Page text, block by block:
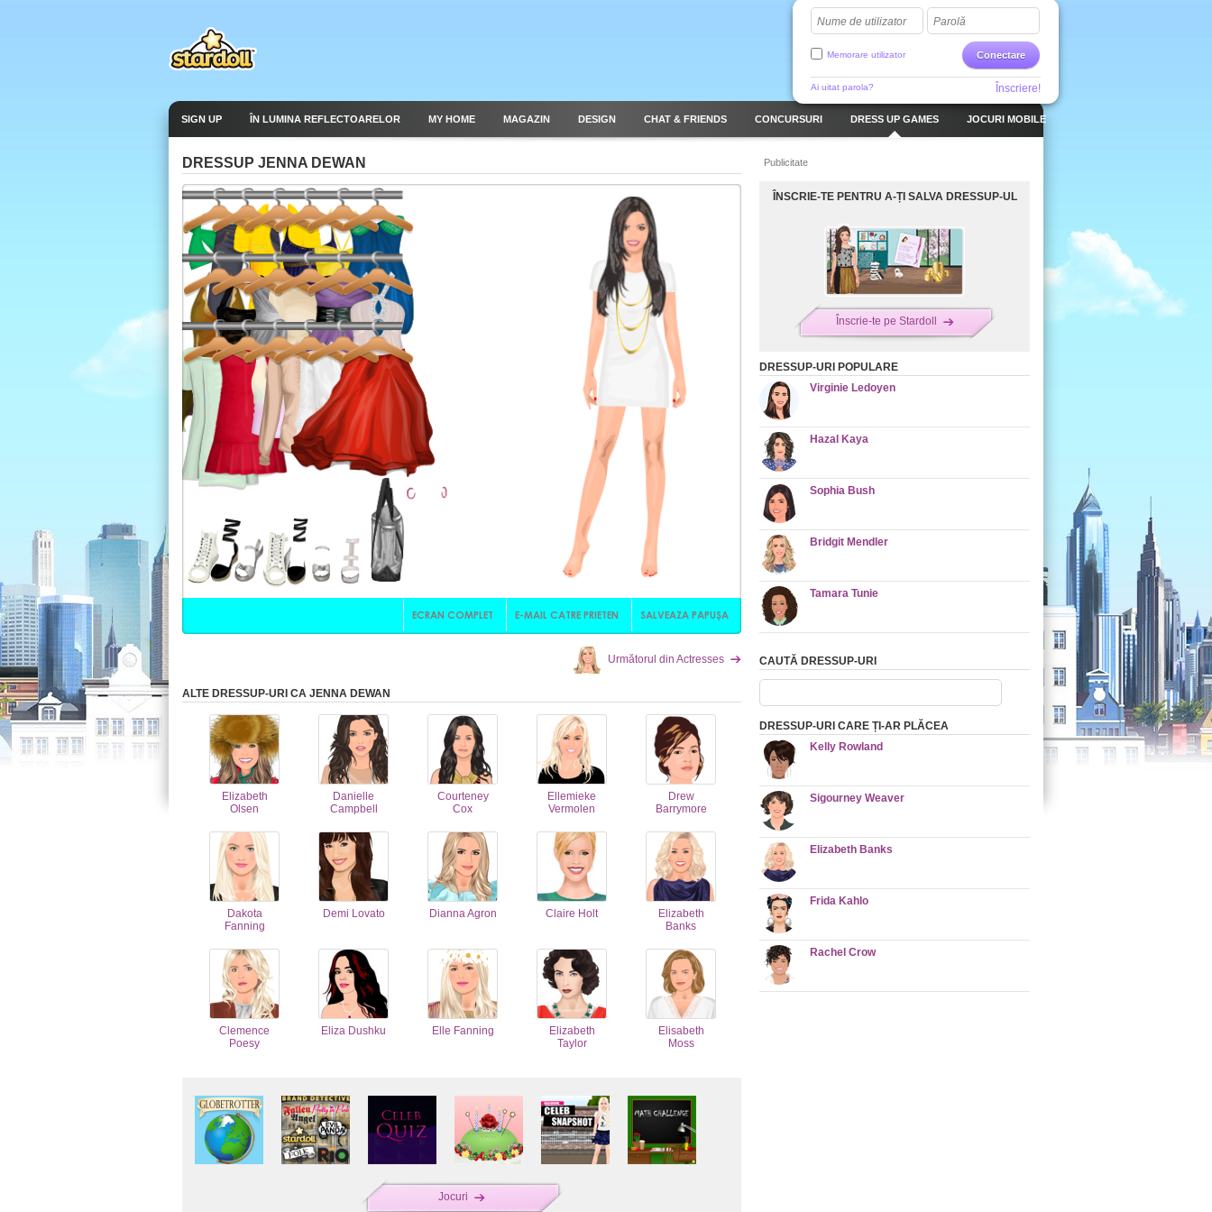
Nume de utilizator Parolă
Conectare
Memorare utilizator
Ai uitat parola? Înscriere!
SIGN UP ÎN LUMINA REFLECTOARELOR MY HOME MAGAZIN DESIGN CHAT & FRIENDS CONCURSURI DRESS UP GAMES JOCURI MOBILE
DRESSUP JENNA DEWAN
Următorul din Actresses
ALTE DRESSUP-URI CA JENNA DEWAN
Elizabeth
Olsen
Danielle
Campbell
Courteney
Cox
Ellemieke
Vermolen
Drew
Barrymore
Dakota
Fanning
Demi Lovato Dianna Agron Claire Holt
Elizabeth
Banks
Clemence
Poesy
Eliza Dushku Elle Fanning
Elizabeth
Taylor
Elisabeth
Moss
Jocuri
Publicitate
ÎNSCRIE-TE PENTRU A-ȚI SALVA DRESSUP-UL
Înscrie-te pe Stardoll
DRESSUP-URI POPULARE
Virginie Ledoyen
Hazal Kaya
Sophia Bush
Bridgit Mendler
Tamara Tunie
CAUTĂ DRESSUP-URI
DRESSUP-URI CARE ȚI-AR PLĂCEA
Kelly Rowland
Sigourney Weaver
Elizabeth Banks
Frida Kahlo
Rachel Crow